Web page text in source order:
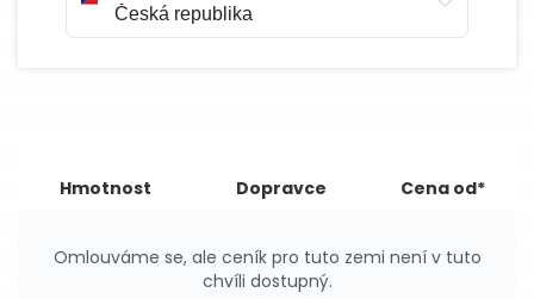
Hmotnost Dopravce Cena od*
Omlouváme se, ale ceník pro tuto zemi není v tuto
chvíli dostupný.